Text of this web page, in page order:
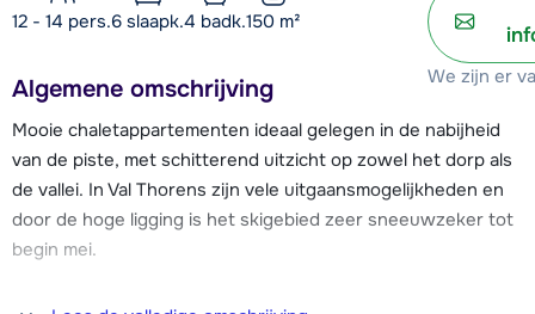
We zijn er
12 - 14 pers.6 slaapk.4 badk.150 m²
Algemene omschrijving
Mooie chaletappartementen ideaal gelegen in de nabijheid
van de piste, met schitterend uitzicht op zowel het dorp als
de vallei. In Val Thorens zijn vele uitgaansmogelijkheden en
door de hoge ligging is het skigebied zeer sneeuwzeker tot
begin mei.
De gratis skibus naar het centrum van Val Thorens (centrum